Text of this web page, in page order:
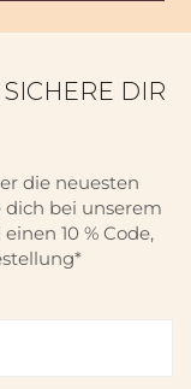
DIR
die neuesten
dich bei unserem
10 % Code,